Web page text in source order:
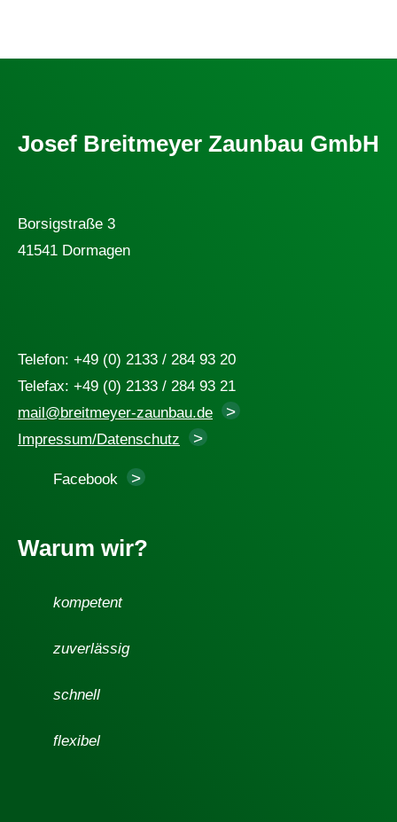
Josef Breitmeyer Zaunbau GmbH
Borsigstraße 3
41541 Dormagen
Telefon: +49 (0) ‪2133 / 284 93 20
Telefax: +49 (0) ‪2133 / 284 93 21
mail@breitmeyer-zaunbau.de
Impressum/Datenschutz
Facebook
Warum wir?
kompetent
zuverlässig
schnell
flexibel